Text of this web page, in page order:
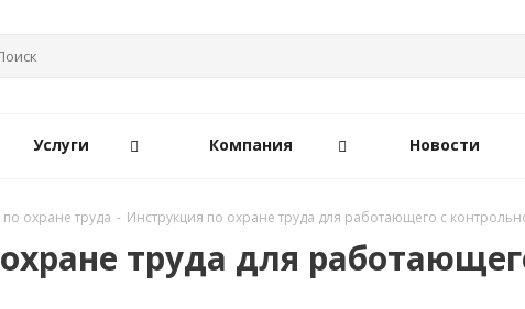
Услуги Компания Новости
охране труда - Инструкция по охране труда для работающего с
труда для